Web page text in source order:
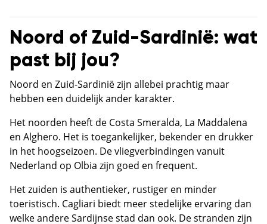
Noord of Zuid-Sardinië: wat
past bij jou?
Noord en Zuid-Sardinië zijn allebei prachtig maar
hebben een duidelijk ander karakter.
Het noorden heeft de Costa Smeralda, La Maddalena
en Alghero. Het is toegankelijker, bekender en drukker
in het hoogseizoen. De vliegverbindingen vanuit
Nederland op Olbia zijn goed en frequent.
Het zuiden is authentieker, rustiger en minder
toeristisch. Cagliari biedt meer stedelijke ervaring dan
welke andere Sardijnse stad dan ook. De stranden zijn